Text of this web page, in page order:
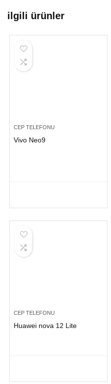
ilgili ürünler
CEP TELEFONU
Vivo Neo9
CEP TELEFONU
Huawei nova 12 Lite